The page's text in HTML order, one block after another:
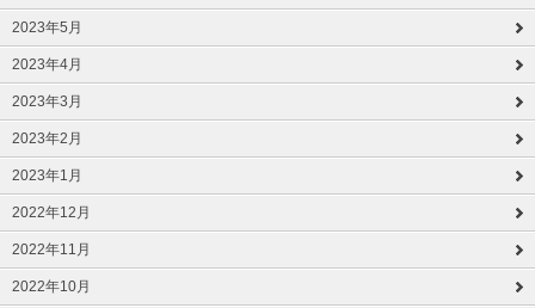
2023年5月
2023年4月
2023年3月
2023年2月
2023年1月
2022年12月
2022年11月
2022年10月